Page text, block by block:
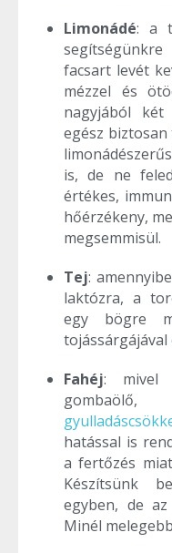
Limonádé: a
facsart levét
mézzel és
nagyjából
egész
is, de ne
értékes,
hőérzékeny,
megsemmisül.
Tej:
laktózra, a
egy bögre
tojássárgájával
Fahéj: mivel
hatással is
a fertőzés
Készítsünk
egyben, de
Minél